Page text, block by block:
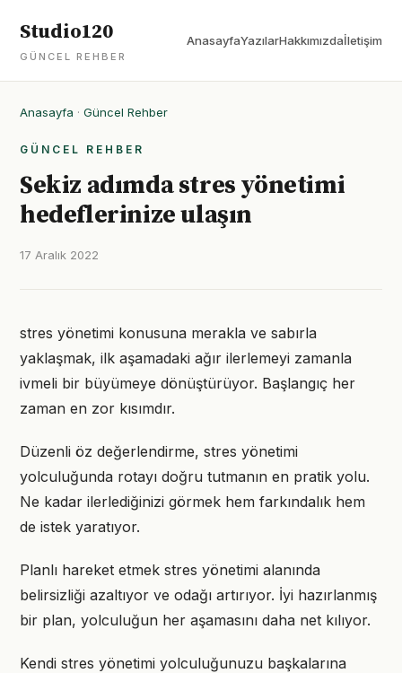
Studio120
GÜNCEL REHBER
AnasayfaYazılarHakkımızdaİletişim
Anasayfa · Güncel Rehber
GÜNCEL REHBER
Sekiz adımda stres yönetimi
hedeflerinize ulaşın
17 Aralık 2022
stres yönetimi konusuna merakla ve sabırla
yaklaşmak, ilk aşamadaki ağır ilerlemeyi zamanla
ivmeli bir büyümeye dönüştürüyor. Başlangıç her
zaman en zor kısımdır.
Düzenli öz değerlendirme, stres yönetimi
yolculuğunda rotayı doğru tutmanın en pratik yolu.
Ne kadar ilerlediğinizi görmek hem farkındalık hem
de istek yaratıyor.
Planlı hareket etmek stres yönetimi alanında
belirsizliği azaltıyor ve odağı artırıyor. İyi hazırlanmış
bir plan, yolculuğun her aşamasını daha net kılıyor.
Kendi stres yönetimi yolculuğunuzu başkalarına